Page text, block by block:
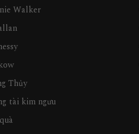
Walker
Thủy
tài kim ngưu